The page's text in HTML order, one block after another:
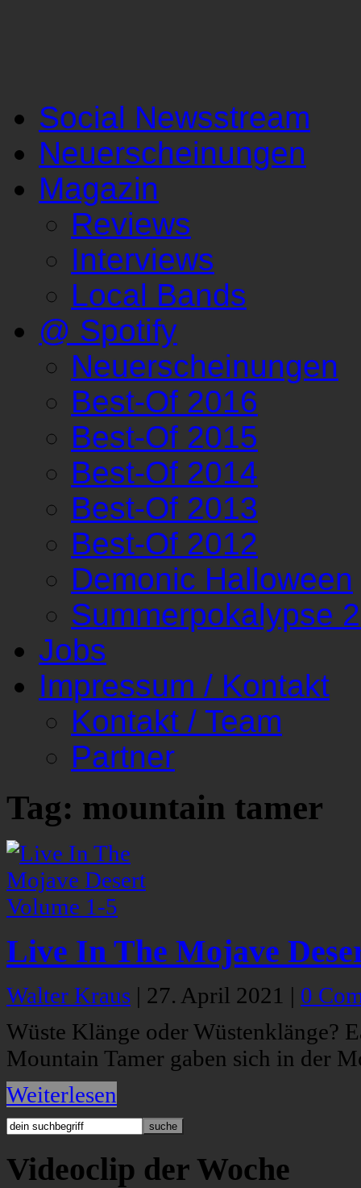
Social Newsstream
Neuerscheinungen
Magazin
Reviews
Interviews
Local Bands
@ Spotify
Neuerscheinungen
Best-Of 2016
Best-Of 2015
Best-Of 2014
Best-Of 2013
Best-Of 2012
Demonic Halloween
Summerpokalypse
Jobs
Impressum / Kontakt
Kontakt / Team
Partner
Tag: mountain tamer
Live In The Mojave
Walter Kraus | 27. April 2021 | 0
Wüste Klänge oder Wüstenklänge?
Mountain Tamer gaben sich in der
Weiterlesen
Videoclip der Woche